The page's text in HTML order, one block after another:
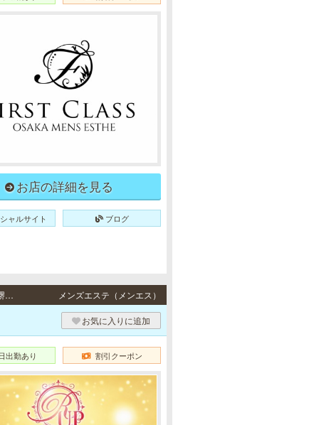
お店の詳細を見る
ャルサイト ブログ
新大阪・堺筋本町 / JR各線・地下鉄御堂筋線「新大阪駅」東口より徒歩5分・地下鉄各線「堺筋本町駅」3番出口より徒歩3分 メンズエステ（メンエス）
お気に入りに追加
出勤あり 割引クーポン